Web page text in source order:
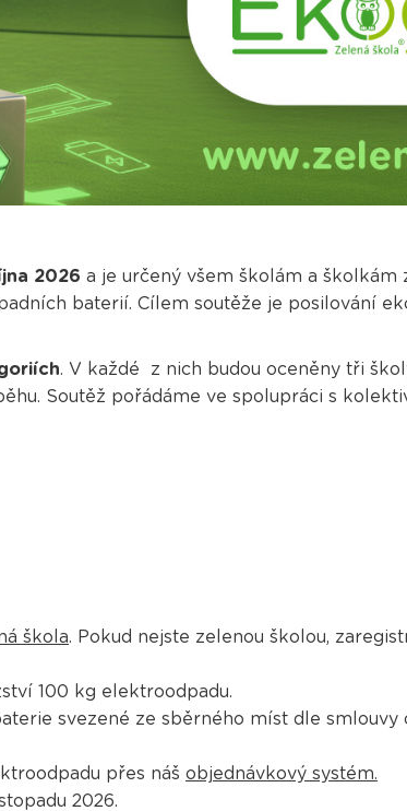
2026 a je určený všem školám a
baterií. Cílem soutěže je posilování
. V každé z nich budou oceněny tři
Soutěž pořádáme ve spolupráci s
škola. Pokud nejste zelenou školou,
100 kg elektroodpadu.
svezené ze sběrného míst dle smlouvy
přes náš objednávkový systém.
2026.